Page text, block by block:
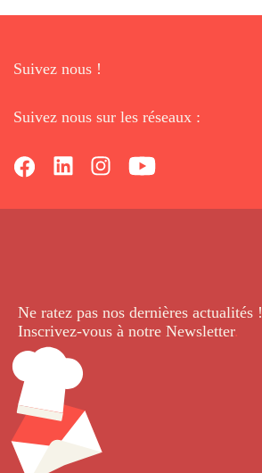
Suivez nous !
Suivez nous sur les réseaux :
Ne ratez pas nos dernières actualités !
Inscrivez-vous à notre Newsletter.